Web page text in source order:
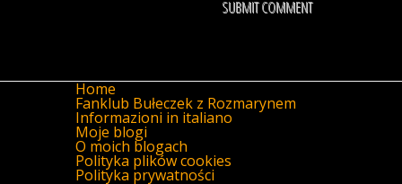
Home
Fanklub Bułeczek z Rozmarynem
Informazioni in italiano
Moje blogi
O moich blogach
Polityka plików cookies
Polityka prywatności